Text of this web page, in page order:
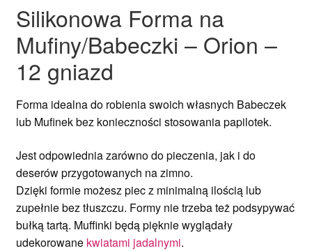
Silikonowa Forma na
Mufiny/Babeczki – Orion –
12 gniazd
Forma idealna do robienia swoich własnych Babeczek
lub Mufinek bez konieczności stosowania papilotek.
Jest odpowiednia zarówno do pieczenia, jak i do
deserów przygotowanych na zimno.
Dzięki formie możesz piec z minimalną ilością lub
zupełnie bez tłuszczu. Formy nie trzeba też podsypywać
bułką tartą. Muffinki będą pięknie wyglądały
udekorowane kwiatami jadalnymi.